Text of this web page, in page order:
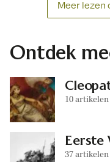
Meer lezen
Ontdek
10 artikelen
Eerste
37 artikelen